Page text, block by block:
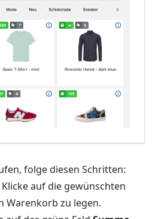
folge diesen Schritten:
Klicke auf die gewünschten
Warenkorb zu legen.